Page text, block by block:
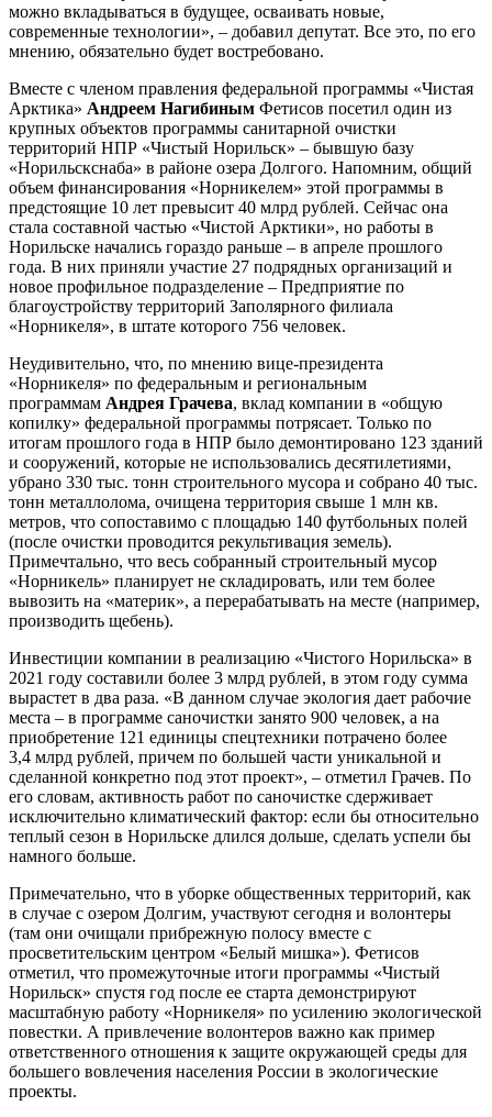
можно вкладываться в будущее, осваивать новые,
современные технологии», – добавил депутат. Все это, по его
мнению, обязательно будет востребовано.
Вместе с членом правления федеральной программы «Чистая
Арктика» Андреем Нагибиным Фетисов посетил один из
крупных объектов программы санитарной очистки
территорий НПР «Чистый Норильск» – бывшую базу
«Норильскснаба» в районе озера Долгого. Напомним, общий
объем финансирования «Норникелем» этой программы в
предстоящие 10 лет превысит 40 млрд рублей. Сейчас она
стала составной частью «Чистой Арктики», но работы в
Норильске начались гораздо раньше – в апреле прошлого
года. В них приняли участие 27 подрядных организаций и
новое профильное подразделение – Предприятие по
благоустройству территорий Заполярного филиала
«Норникеля», в штате которого 756 человек.
Неудивительно, что, по мнению вице-президента
«Норникеля» по федеральным и региональным
программам Андрея Грачева, вклад компании в «общую
копилку» федеральной программы потрясает. Только по
итогам прошлого года в НПР было демонтировано 123 зданий
и сооружений, которые не использовались десятилетиями,
убрано 330 тыс. тонн строительного мусора и собрано 40 тыс.
тонн металлолома, очищена территория свыше 1 млн кв.
метров, что сопоставимо с площадью 140 футбольных полей
(после очистки проводится рекультивация земель).
Примечтально, что весь собранный строительный мусор
«Норникель» планирует не складировать, или тем более
вывозить на «материк», а перерабатывать на месте (например,
производить щебень).
Инвестиции компании в реализацию «Чистого Норильска» в
2021 году составили более 3 млрд рублей, в этом году сумма
вырастет в два раза. «В данном случае экология дает рабочие
места – в программе саночистки занято 900 человек, а на
приобретение 121 единицы спецтехники потрачено более
3,4 млрд рублей, причем по большей части уникальной и
сделанной конкретно под этот проект», – отметил Грачев. По
его словам, активность работ по саночистке сдерживает
исключительно климатический фактор: если бы относительно
теплый сезон в Норильске длился дольше, сделать успели бы
намного больше.
Примечательно, что в уборке общественных территорий, как
в случае с озером Долгим, участвуют сегодня и волонтеры
(там они очищали прибрежную полосу вместе с
просветительским центром «Белый мишка»). Фетисов
отметил, что промежуточные итоги программы «Чистый
Норильск» спустя год после ее старта демонстрируют
масштабную работу «Норникеля» по усилению экологической
повестки. А привлечение волонтеров важно как пример
ответственного отношения к защите окружающей среды для
большего вовлечения населения России в экологические
проекты.